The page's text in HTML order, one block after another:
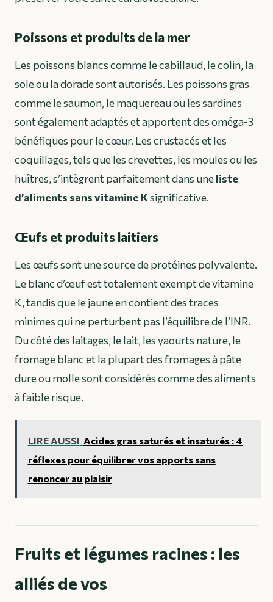
Poissons et produits de la mer
Les poissons blancs comme le cabillaud, le colin, la
sole ou la dorade sont autorisés. Les poissons gras
comme le saumon, le maquereau ou les sardines
sont également adaptés et apportent des oméga-3
bénéfiques pour le cœur. Les crustacés et les
coquillages, tels que les crevettes, les moules ou les
huîtres, s’intègrent parfaitement dans uneliste
d’aliments sans vitamine Ksignificative.
Œufs et produits laitiers
Les œufs sont une source de protéines polyvalente.
Le blanc d’œuf est totalement exempt de vitamine
K, tandis que le jaune en contient des traces
minimes qui ne perturbent pas l’équilibre de l’INR.
Du côté des laitages, le lait, les yaourts nature, le
fromage blanc et la plupart des fromages à pâte
dure ou molle sont considérés comme des aliments
à faible risque.
LIRE AUSSI Acides gras saturés et insaturés : 4
réflexes pour équilibrer vos apports sans
renoncer au plaisir
Fruits et légumes racines : les
alliés de vos